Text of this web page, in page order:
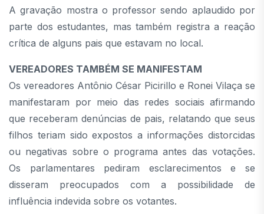
A gravação mostra o professor sendo aplaudido por
parte dos estudantes, mas também registra a reação
crítica de alguns pais que estavam no local.
VEREADORES TAMBÉM SE MANIFESTAM
Os vereadores Antônio César Picirillo e Ronei Vilaça se
manifestaram por meio das redes sociais afirmando
que receberam denúncias de pais, relatando que seus
filhos teriam sido expostos a informações distorcidas
ou negativas sobre o programa antes das votações.
Os parlamentares pediram esclarecimentos e se
disseram preocupados com a possibilidade de
influência indevida sobre os votantes.